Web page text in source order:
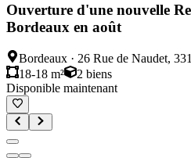
Ouverture d'une nouvelle
Bordeaux en août
Bordeaux · 26 Rue de Naudet,
18-18 m²
2 biens
Disponible maintenant